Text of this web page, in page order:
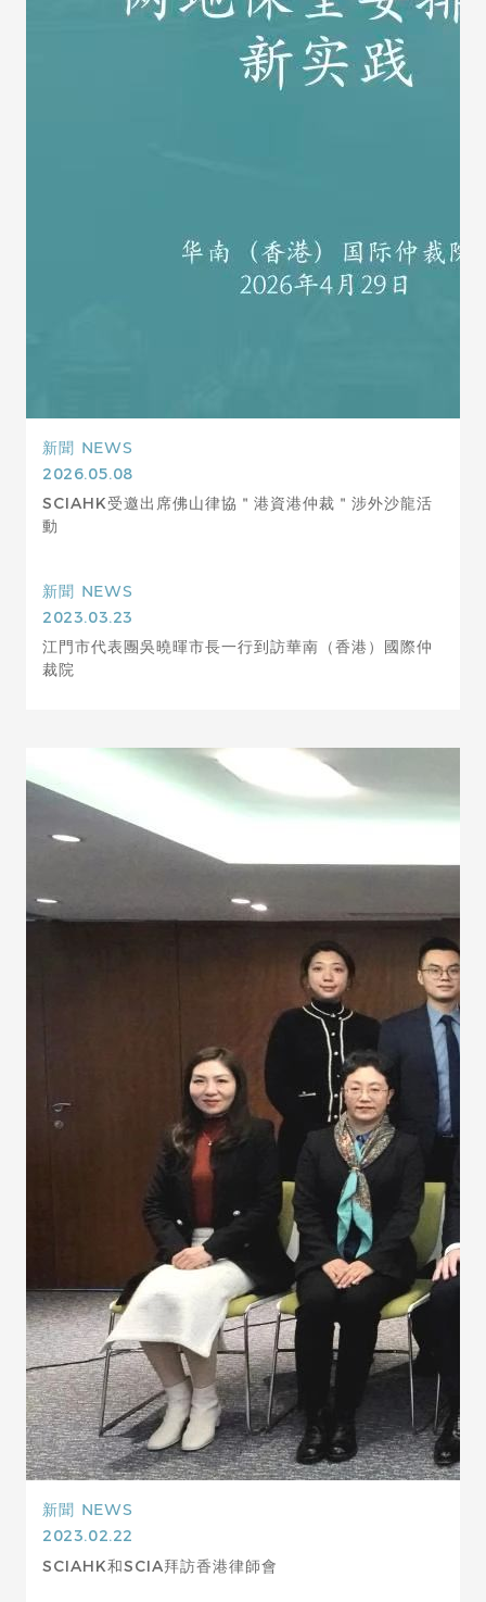
新聞 NEWS
2026.05.08
SCIAHK受邀出席佛山律協＂港資港仲裁＂涉外沙龍活
動
新聞 NEWS
2023.03.23
江門市代表團吳曉暉市長一行到訪華南（香港）國際仲
裁院
新聞 NEWS
2023.02.22
SCIAHK和SCIA拜訪香港律師會